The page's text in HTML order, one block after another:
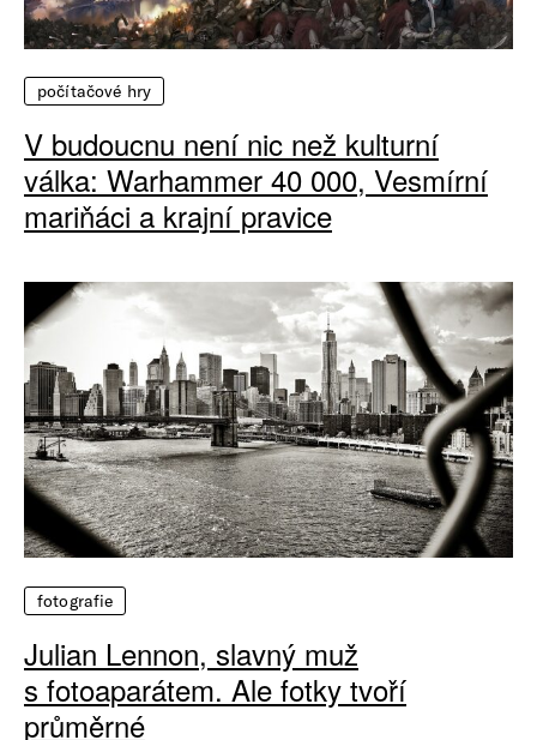
počítačové hry
V budoucnu není nic než kulturní
válka: Warhammer 40 000, Vesmírní
mariňáci a krajní pravice
fotografie
Julian Lennon, slavný muž
s fotoaparátem. Ale fotky tvoří
průměrné